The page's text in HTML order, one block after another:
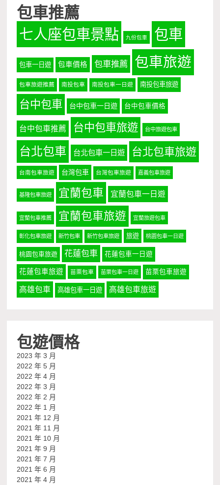
包車推薦
七人座包車景點 九份包車 包車
包車一日遊 包車價格 包車推薦 包車旅遊
包車旅遊推薦 南投包車 南投包車一日遊 南投包車旅遊
台中包車 台中包車一日遊 台中包車價格
台中包車推薦 台中包車旅遊 台中旅遊包車
台北包車 台北包車一日遊 台北包車旅遊
台南包車旅遊 台灣包車 台灣包車旅遊 嘉義包車旅遊
基隆包車旅遊 宜蘭包車 宜蘭包車一日遊
宜蘭包車推薦 宜蘭包車旅遊 宜蘭旅遊包車
彰化包車旅遊 新竹包車 新竹包車旅遊 旅遊 桃園包車一日遊
桃園包車旅遊 花蓮包車 花蓮包車一日遊
花蓮包車旅遊 苗栗包車 苗栗包車一日遊 苗栗包車旅遊
高雄包車 高雄包車一日遊 高雄包車旅遊
包遊價格
2023 年 3 月
2022 年 5 月
2022 年 4 月
2022 年 3 月
2022 年 2 月
2022 年 1 月
2021 年 12 月
2021 年 11 月
2021 年 10 月
2021 年 9 月
2021 年 7 月
2021 年 6 月
2021 年 4 月